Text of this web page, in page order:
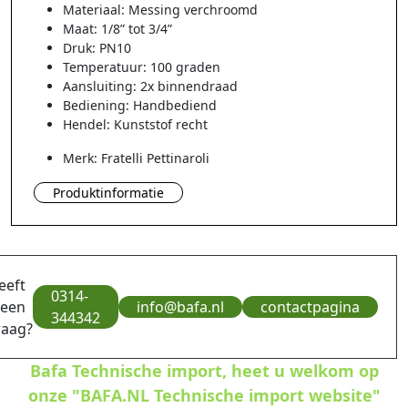
Materiaal: Messing verchroomd
Maat: 1/8” tot 3/4”
Druk: PN10
Temperatuur: 100 graden
Aansluiting: 2x binnendraad
Bediening: Handbediend
Hendel: Kunststof recht
Merk: Fratelli Pettinaroli
Produktinformatie
0314-
344342
info@bafa.nl contactpagina
Bafa Technische import, heet u welkom op
onze "BAFA.NL Technische import website"